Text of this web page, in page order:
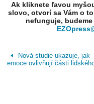
Ak kliknete ľavou
slovo, otvorí sa Vám o
nefunguje,
Nová studie ukazuje, jak
emoce ovlivňují části